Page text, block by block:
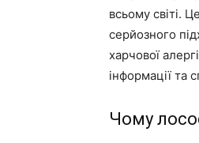
всьому світі.
серйозного
харчової
інформації та
Чому